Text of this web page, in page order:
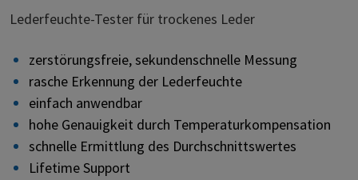
Lederfeuchte-Tester für trockenes Leder
zerstörungsfreie, sekundenschnelle Messung
rasche Erkennung der Lederfeuchte
einfach anwendbar
hohe Genauigkeit durch Temperaturkompensation
schnelle Ermittlung des Durchschnittswertes
Lifetime Support